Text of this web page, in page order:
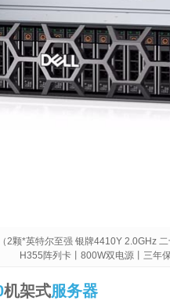
2颗*英特尔至强 银牌4410Y 2.0GHz
H355阵列卡丨800W双电源丨三年保
机架式服务器